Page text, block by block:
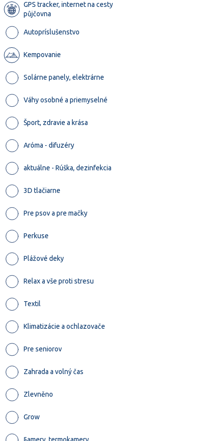
GPS tracker, internet na cesty
půjčovna
Autopríslušenstvo
Kempovanie
Solárne panely, elektrárne
Váhy osobné a priemyselné
Šport, zdravie a krása
Aróma - difuzéry
aktuálne - Rúška, dezinfekcia
3D tlačiarne
Pre psov a pre mačky
Perkuse
Plážové deky
Relax a vše proti stresu
Textil
Klimatizácie a ochlazovače
Pre seniorov
Zahrada a volný čas
Zlevněno
Grow